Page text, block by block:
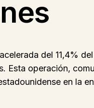
del 11,4%
Esta operación,
en la